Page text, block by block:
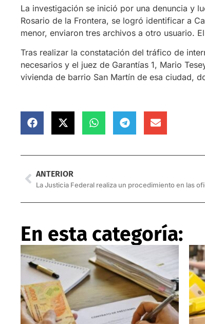
La investigación se inició por una denuncia y
Rosario de la Frontera, se logró identificar a
menor, enviaron tres archivos a otro usuario.
Tras realizar la constatación del tráfico de
necesarios y el juez de Garantías 1, Mario
vivienda de barrio San Martín de esa ciudad,
ANTERIOR
La Justicia Federal realiza un procedimiento en las
En esta categoría: